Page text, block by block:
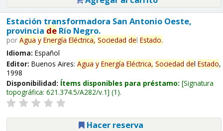
Estación transformadora San Antonio Oeste,
provincia deRío Negro.
por Agua y Energía Eléctrica, Sociedad del Estado.
Idioma: Español
Editor: Buenos Aires: Agua y Energía Eléctrica, Sociedad del Estado,
1998
Disponibilidad: Ítems disponibles para préstamo: Signatura
topográfica: 621.374.5/A282/v.1 (1).
Hacer reserva